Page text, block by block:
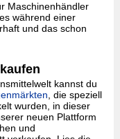
Maschinenhändler
während einer
und das schon
kannst du
, die speziell
wurden, in dieser
neuen Plattform
und